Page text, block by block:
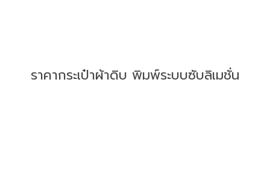
ราคากระเป๋าผ้าดิบ พิมพ์ระบบซับลิเมชั่น